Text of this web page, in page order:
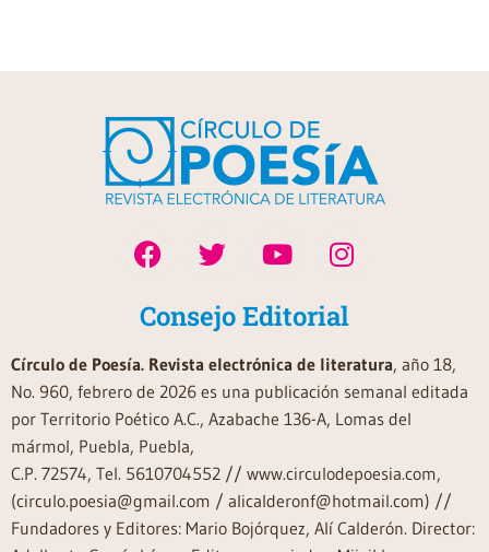
Consejo Editorial
Círculo de Poesía. Revista electrónica de literatura, año 18,
No. 960, febrero de 2026 es una publicación semanal editada
por Territorio Poético A.C., Azabache 136-A, Lomas del
mármol, Puebla, Puebla,
C.P. 72574, Tel. 5610704552 // www.circulodepoesia.com,
(circulo.poesia@gmail.com / alicalderonf@hotmail.com) //
Fundadores y Editores: Mario Bojórquez, Alí Calderón. Director: